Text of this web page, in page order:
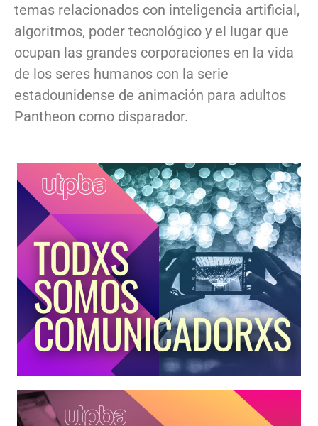
temas relacionados con inteligencia artificial,
algoritmos, poder tecnológico y el lugar que
ocupan las grandes corporaciones en la vida
de los seres humanos con la serie
estadounidense de animación para adultos
Pantheon como disparador.